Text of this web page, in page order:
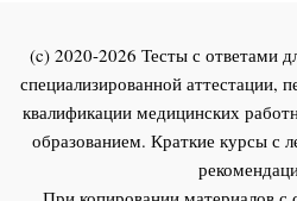
(c) 2020-2026 Тесты с ответами
специализированной аттестации,
квалификации медицинских
образованием. Краткие курсы с